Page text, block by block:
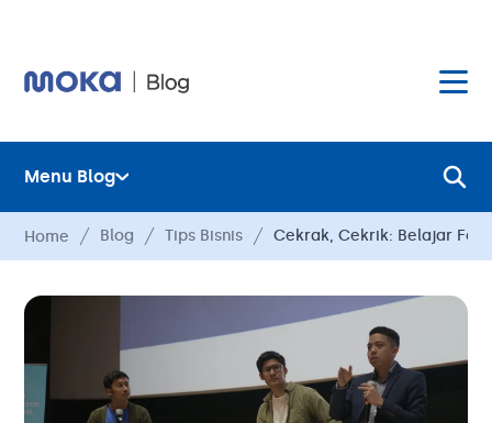
Layanan
Hardware
Harga
Hubungi Kami
Menu Blog
Layanan
Hardware
Harga
Home Blog Tips Bisnis Cekrak, Cekrik: Belajar